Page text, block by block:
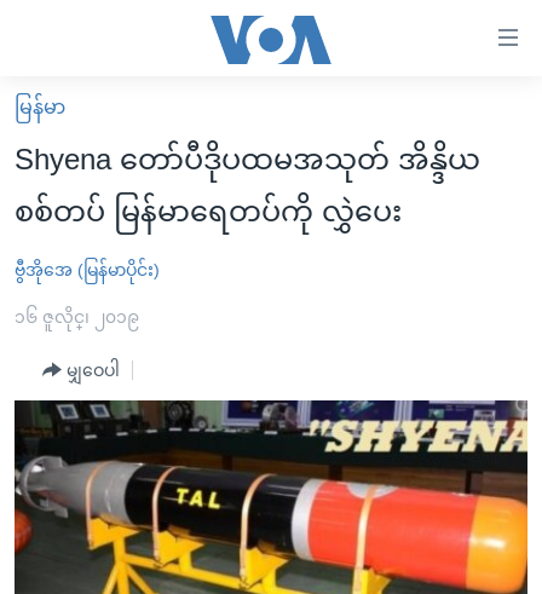
လွယ်ကူ
စေ
သည့်
များ
ပင်မ
ကျော်
ကြည့်
ရန်
ပင်မ
အ
မူလစာမျက်နှာ
မြန်မာ
ကမ္ဘာ့သတင်းများ
နိုင်ငံတကာ
အစ္စရေး-ပါလက်စတိုင်း
ဗွီဒီယို
သတင်းလွတ်လပ်ခွင့်
အင်္ဂလိပ်စာလေ့လာမယ်
အမေရိကန်သုံးအီဒီယံ
မကြေးမုံရဲ့ အင်္ဂလိပ်စာ
ရုပ်ရှင်ထဲက အင်္ဂလိပ်စာ
သုတပဒေသာ အင်္ဂလိပ်စာ
အပတ်စဉ်ကဏ္ဍများ
ရေဒီယို
တီဗွီ
ရေဒီယိုနှင့်ရုပ်သံ အချက်အလက်များ
ရေဒီယို/တီဗွီအစီအစဉ်
Learning English
မြန်မာ
Shyena တော်ပီဒိုပထမအသုတ် အိန္ဒိယ
စစ်တပ် မြန်မာရေတပ်ကို လွှဲပေး
ဗွီအိုအေ (မြန်မာပိုင်း)
၁၆ ဇူလိုင္၊ ၂၀၁၉
မျှဝေပါ